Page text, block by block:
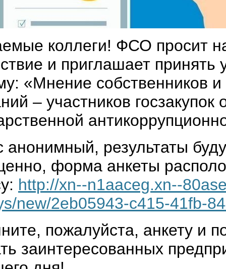
коллеги! ФСО просит
и приглашает принять
«Мнение собственников и
– участников госзакупок
анонимный, результаты
форма анкеты
http://xn--n1aaceg.xn--
new/2eb05943-c415-41fb-
пожалуйста, анкету и
заинтересованных